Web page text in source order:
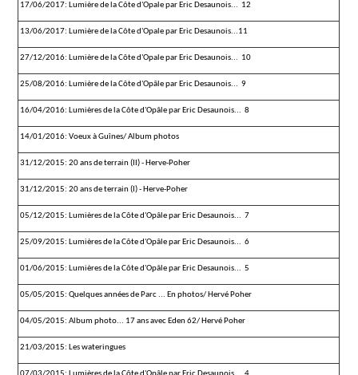
17/06/2017: Lumière de la Côte d'Opale par Eric Desaunois... 12
13/06/2017: Lumière de la Côte d'Opale par Eric Desaunois...11
27/12/2016: Lumière de la Côte d'Opale par Eric Desaunois... 10
25/08/2016: Lumière de la Côte d'Opâle par Eric Desaunois... 9
16/04/2016: Lumières de la Côte d'Opâle par Eric Desaunois... 8
14/01/2016: Voeux à Guînes/ Album photos
31/12/2015: 20 ans de terrain (II) - Herve-Poher
31/12/2015: 20 ans de terrain (I) - Herve-Poher
05/12/2015: Lumières de la Côte d'Opâle par Eric Desaunois... 7
25/09/2015: Lumières de la Côte d'Opâle par Eric Desaunois... 6
01/06/2015: Lumières de la Côte d'Opâle par Eric Desaunois... 5
05/05/2015: Quelques années de Parc ... En photos/ Hervé Poher
04/05/2015: Album photo... 17 ans avec Eden 62/ Hervé Poher
21/03/2015: Les wateringues